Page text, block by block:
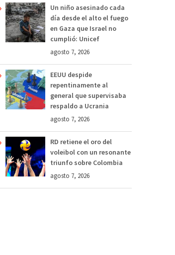
Un niño asesinado cada
día desde el alto el fuego
en Gaza que Israel no
cumplió: Unicef
agosto 7, 2026
EEUU despide
repentinamente al
general que supervisaba
respaldo a Ucrania
agosto 7, 2026
RD retiene el oro del
voleibol con un resonante
triunfo sobre Colombia
agosto 7, 2026